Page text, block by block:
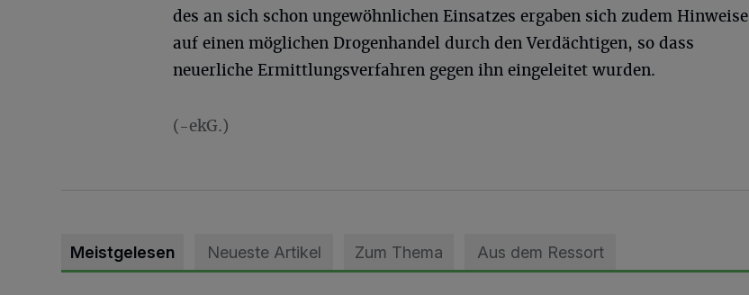
des an sich schon ungewöhnlichen Einsatzes ergaben sich zudem Hinweise
auf einen möglichen Drogenhandel durch den Verdächtigen, so dass
neuerliche Ermittlungsverfahren gegen ihn eingeleitet wurden.
(-ekG.)
Meistgelesen Neueste Artikel Zum Thema Aus dem Ressort